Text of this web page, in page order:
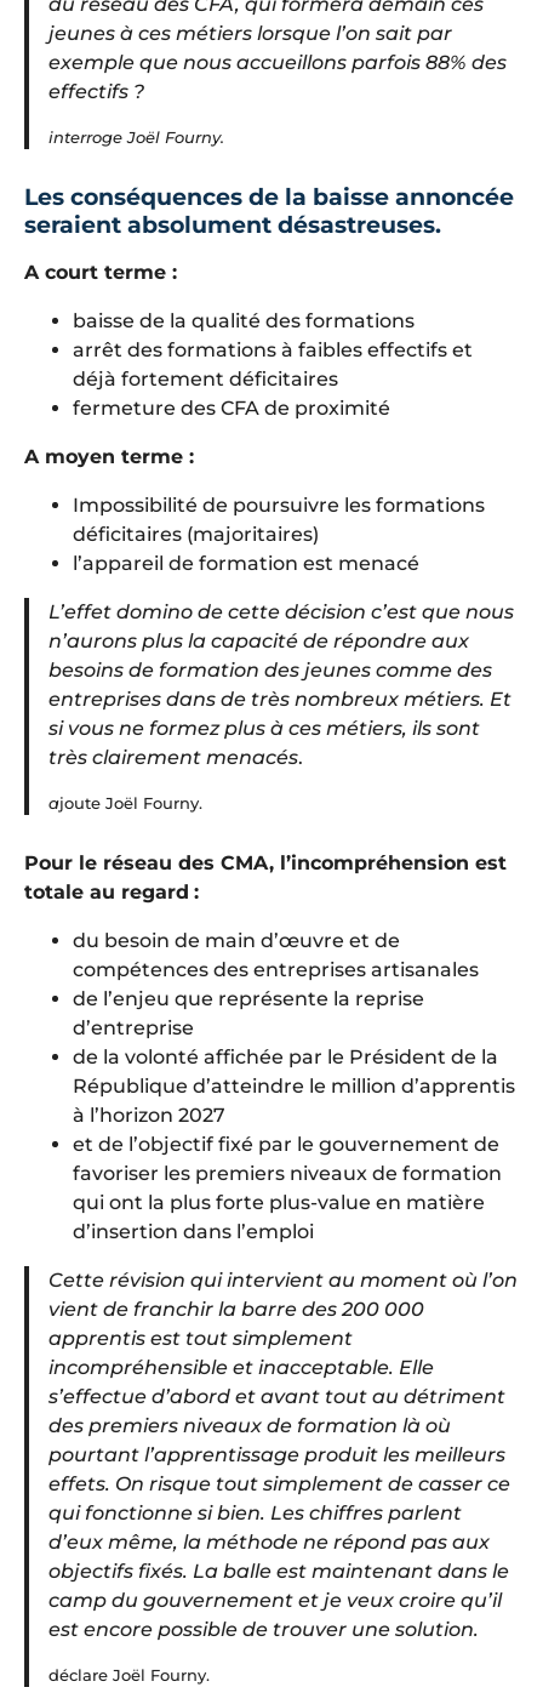
du réseau des CFA, qui formera demain ces
jeunes à ces métiers lorsque l’on sait par
exemple que nous accueillons parfois 88% des
effectifs ?
interroge Joël Fourny.
Les conséquences de la baisse annoncée
seraient absolument désastreuses.
A court terme :
baisse de la qualité des formations
arrêt des formations à faibles effectifs et
déjà fortement déficitaires
fermeture des CFA de proximité
A moyen terme :
Impossibilité de poursuivre les formations
déficitaires (majoritaires)
l’appareil de formation est menacé
L’effet domino de cette décision c’est que nous
n’aurons plus la capacité de répondre aux
besoins de formation des jeunes comme des
entreprises dans de très nombreux métiers. Et
si vous ne formez plus à ces métiers, ils sont
très clairement menacés.
ajoute Joël Fourny.
Pour le réseau des CMA, l’incompréhension est
totale au regard :
du besoin de main d’œuvre et de
compétences des entreprises artisanales
de l’enjeu que représente la reprise
d’entreprise
de la volonté affichée par le Président de la
République d’atteindre le million d’apprentis
à l’horizon 2027
et de l’objectif fixé par le gouvernement de
favoriser les premiers niveaux de formation
qui ont la plus forte plus-value en matière
d’insertion dans l’emploi
Cette révision qui intervient au moment où l’on
vient de franchir la barre des 200 000
apprentis est tout simplement
incompréhensible et inacceptable. Elle
s’effectue d’abord et avant tout au détriment
des premiers niveaux de formation là où
pourtant l’apprentissage produit les meilleurs
effets. On risque tout simplement de casser ce
qui fonctionne si bien. Les chiffres parlent
d’eux même, la méthode ne répond pas aux
objectifs fixés. La balle est maintenant dans le
camp du gouvernement et je veux croire qu’il
est encore possible de trouver une solution.
déclare Joël Fourny.